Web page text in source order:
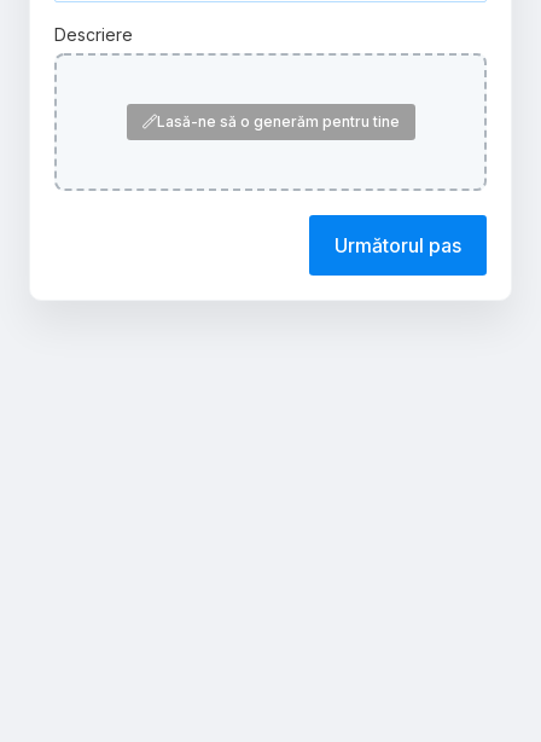
Descriere
Lasă-ne să o generăm pentru tine
Următorul pas